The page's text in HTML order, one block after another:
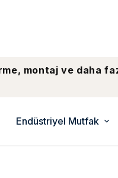
montaj ve daha
Endüstriyel Mutfak